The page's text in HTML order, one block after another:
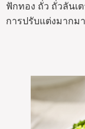
ฟักทอง ถั่ว ถั่วลันเ
การปรับแต่งมากม